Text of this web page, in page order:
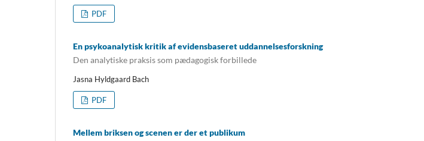
PDF
En psykoanalytisk kritik af evidensbaseret uddannelsesforskning
Den analytiske praksis som pædagogisk forbillede
Jasna Hyldgaard Bach
PDF
Mellem briksen og scenen er der et publikum